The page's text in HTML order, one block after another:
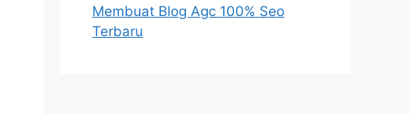
Membuat Blog Agc 100% Seo
Terbaru